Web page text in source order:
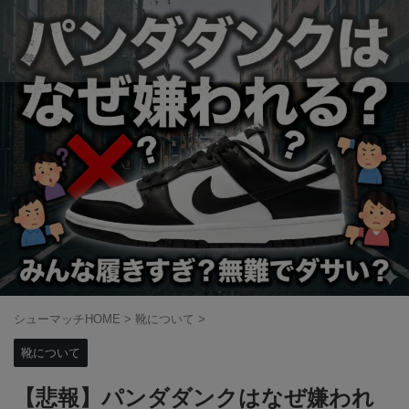
シューマッチHOME > 靴について >
靴について
【悲報】パンダダンクはなぜ嫌われ